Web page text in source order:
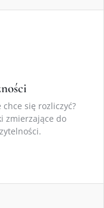
chce się rozliczyć?
zmierzające do